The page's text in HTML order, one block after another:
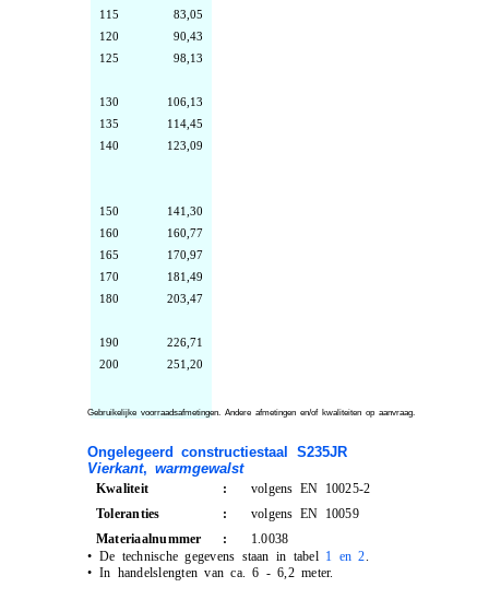
115
83,05
120
90,43
125
98,13
130
106,13
135
114,45
140
123,09
150
141,30
160
160,77
165
170,97
170
181,49
180
203,47
190
226,71
200
251,20
Gebruikelijke voorraadsafmetingen. Andere afmetingen en/of kwaliteiten op aanvraag.
Ongelegeerd constructiestaal S235JR
Vierkant,warmgewalst
Kwaliteit :
volgens EN 10025-2
Toleranties
:
volgens EN 10059
Materiaalnummer
:
1.0038
• De technische gegevens staan in tabel 1 en 2.
• In handelslengten van ca. 6 - 6,2 meter.